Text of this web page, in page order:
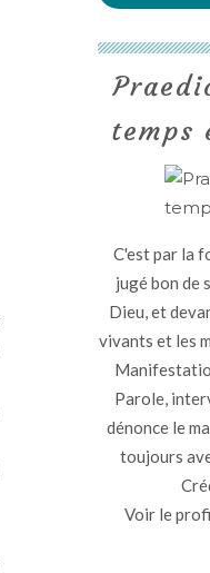
temps
C'est par la
jugé bon de
Dieu, et
vivants et les
Parole,
dénonce le
toujours
Voir le